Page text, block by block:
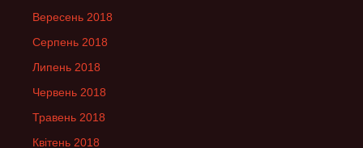
Вересень 2018
Серпень 2018
Липень 2018
Червень 2018
Травень 2018
Квітень 2018